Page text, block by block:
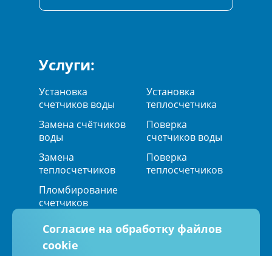
Услуги:
Установка
счетчиков воды
Установка
теплосчетчика
Замена счётчиков
воды
Поверка
счетчиков воды
Замена
теплосчетчиков
Поверка
теплосчетчиков
Пломбирование
счетчиков
Согласие на обработку файлов
cookie